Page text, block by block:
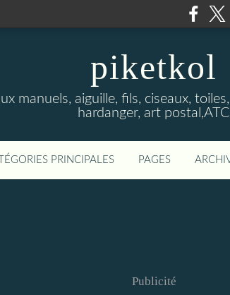
piketkol
manuels, aiguille, fils, ciseaux,
hardanger, art postal,ATC
PRINCIPALES PAGES
Publicité